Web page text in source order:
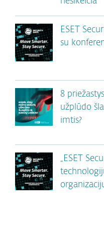
ESET
su
8
užplūdo
imtis?
„ESET